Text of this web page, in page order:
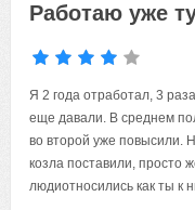
Работаю уже
Я 2 года отработал, 3
еще давали. В среднем
во второй уже повысили.
козла поставили, просто
людиотносились как ты к